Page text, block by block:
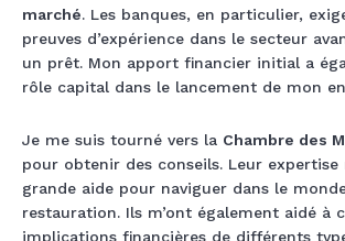
marché. Les banques, en particulier,
preuves d’expérience dans le secteur
un prêt. Mon apport financier initial a
rôle capital dans le lancement de mon
Je me suis tourné vers la Chambre des
pour obtenir des conseils. Leur expertise
grande aide pour naviguer dans le
restauration. Ils m’ont également aidé à
implications financières de différents